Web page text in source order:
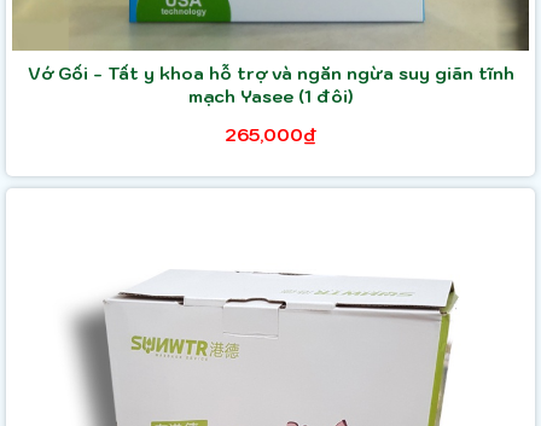
Vớ Gối - Tất y khoa hỗ trợ và ngăn ngừa suy giãn tĩnh
mạch Yasee (1 đôi)
265,000₫